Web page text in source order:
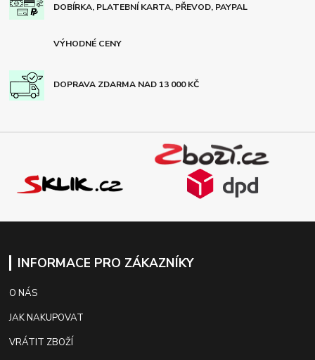
DOBÍRKA, PLATEBNÍ KARTA, PŘEVOD, PAYPAL
VÝHODNÉ CENY
DOPRAVA ZDARMA NAD 13 000 KČ
INFORMACE PRO ZÁKAZNÍKY
O NÁS
JAK NAKUPOVAT
VRÁTIT ZBOŽÍ